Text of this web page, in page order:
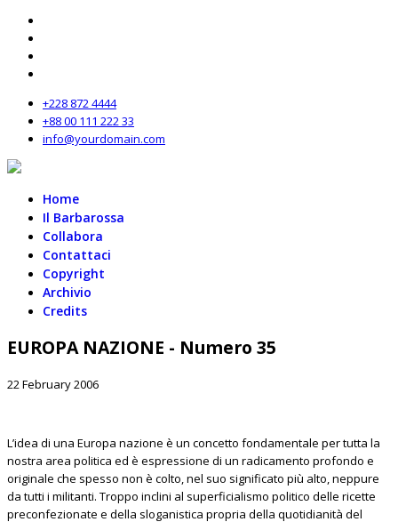
+228 872 4444
+88 00 111 222 33
info@yourdomain.com
Home
Il Barbarossa
Collabora
Contattaci
Copyright
Archivio
Credits
EUROPA NAZIONE - Numero 35
22 February 2006
L’idea di una Europa nazione è un concetto fondamentale per tutta la
nostra area politica ed è espressione di un radicamento profondo e
originale che spesso non è colto, nel suo significato più alto, neppure
da tutti i militanti. Troppo inclini al superficialismo politico delle ricette
preconfezionate e della sloganistica propria della quotidianità del